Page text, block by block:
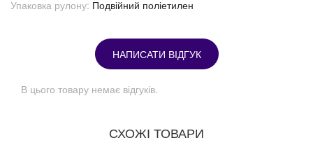
Упаковка рулону: Подвійний поліетилен
НАПИСАТИ ВІДГУК
В цього товару немає відгуків.
СХОЖІ ТОВАРИ